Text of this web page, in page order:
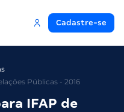
Cadastre-se
Públicas - 2016
IFAP de